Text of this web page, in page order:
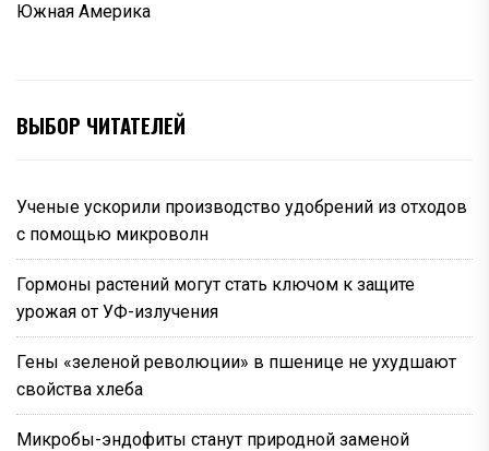
Южная Америка
ВЫБОР ЧИТАТЕЛЕЙ
Ученые ускорили производство удобрений из отходов
с помощью микроволн
Гормоны растений могут стать ключом к защите
урожая от УФ-излучения
Гены «зеленой революции» в пшенице не ухудшают
свойства хлеба
Микробы-эндофиты станут природной заменой